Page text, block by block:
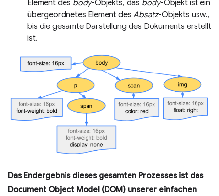
Element des body-Objekts, das body-Objekt ist ein
übergeordnetes Element des Absatz-Objekts usw.,
bis die gesamte Darstellung des Dokuments erstellt
ist.
Das Endergebnis dieses gesamten Prozesses ist das
Document Object Model (DOM) unserer einfachen